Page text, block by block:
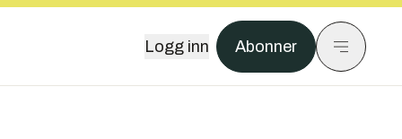
Logg inn Abonner